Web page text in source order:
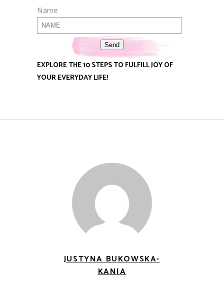
Name
Send
EXPLORE THE 10 STEPS TO FULFILL JOY OF
YOUR EVERYDAY LIFE!
JUSTYNA BUKOWSKA-
KANIA